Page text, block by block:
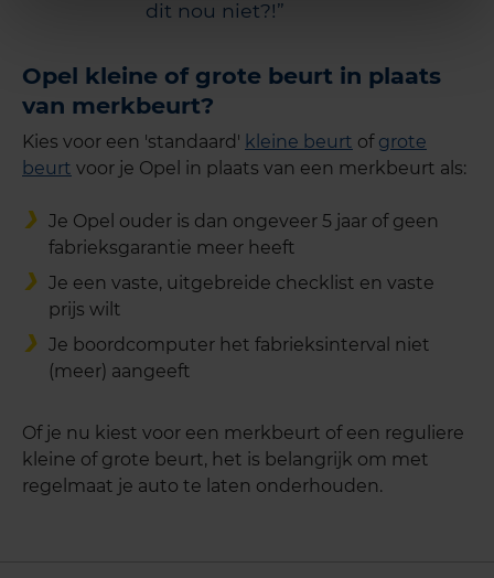
dit nou niet?!
Opel kleine of grote beurt in plaats
van merkbeurt?
Kies voor een 'standaard' kleine beurt of grote
beurt voor je Opel in plaats van een merkbeurt als:
Je Opel ouder is dan ongeveer 5 jaar of geen
fabrieksgarantie meer heeft
Je een vaste, uitgebreide checklist en vaste
prijs wilt
Je boordcomputer het fabrieksinterval niet
(meer) aangeeft
Of je nu kiest voor een merkbeurt of een reguliere
kleine of grote beurt, het is belangrijk om met
regelmaat je auto te laten onderhouden.